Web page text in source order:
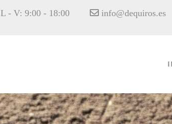
L - V: 9:00 - 18:00 info@dequiros.es